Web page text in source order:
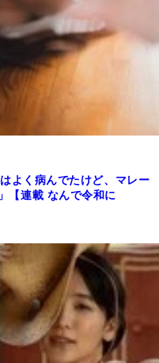
よく病んでたけど、マレー
【連載 なんで令和に